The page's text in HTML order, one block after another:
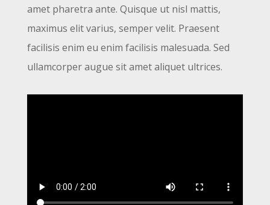
amet pharetra ante. Quisque ut nisl mattis,
maximus elit varius, semper velit. Praesent
facilisis enim eu enim facilisis malesuada. Sed
ullamcorper augue sit amet aliquet ultrices.